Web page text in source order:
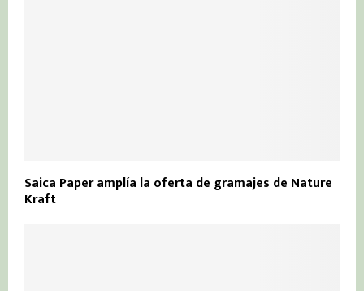
Saica Paper amplía la oferta de gramajes de Nature
Kraft